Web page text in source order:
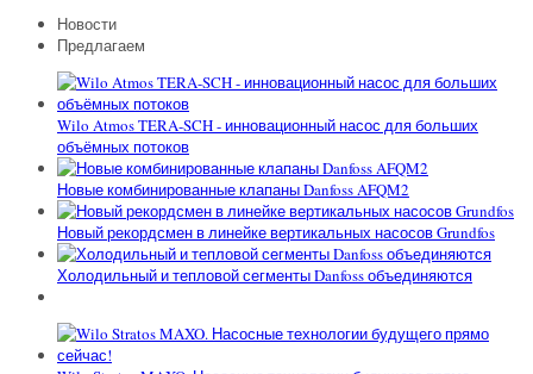
Новости
Предлагаем
Wilo Atmos TERA-SCH - инновационный насос для больших
объёмных потоков
Новые комбинированные клапаны Danfoss AFQM2
Новый рекордсмен в линейке вертикальных насосов Grundfos
Холодильный и тепловой сегменты Danfoss объединяются